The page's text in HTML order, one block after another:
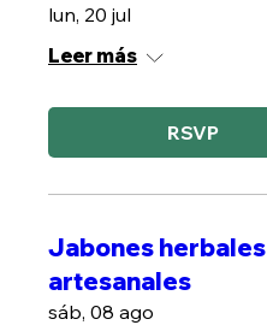
lun, 20 jul
Leer más
RSVP
Jabones herbales
artesanales
sáb, 08 ago